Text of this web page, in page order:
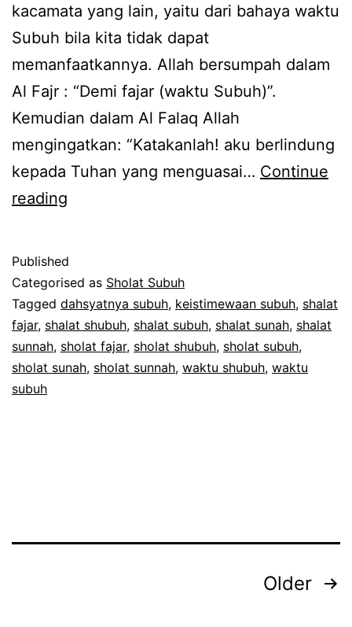
kacamata yang lain, yaitu dari bahaya waktu
Subuh bila kita tidak dapat
memanfaatkannya. Allah bersumpah dalam
Al Fajr : “Demi fajar (waktu Subuh)”.
Kemudian dalam Al Falaq Allah
mengingatkan: “Katakanlah! aku berlindung
kepada Tuhan yang menguasai… Continue
reading
Published
Categorised as Sholat Subuh
Tagged dahsyatnya subuh, keistimewaan subuh, shalat
fajar, shalat shubuh, shalat subuh, shalat sunah, shalat
sunnah, sholat fajar, sholat shubuh, sholat subuh,
sholat sunah, sholat sunnah, waktu shubuh, waktu
subuh
Older